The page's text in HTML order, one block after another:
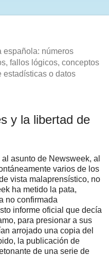
española: números
fallos lógicos, conceptos
estadísticas o datos
y la libertad de
asunto de Newsweek, al
varios de los
vista malaprensístico, no
ha metido la pata,
no confirmada
informe oficial que decía
para presionar a sus
arrojado una copia del
la publicación de
de una serie de